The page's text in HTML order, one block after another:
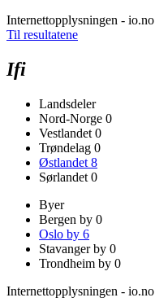
Internettopplysningen - io.no
Til resultatene
Ifi
Landsdeler
Nord-Norge 0
Vestlandet 0
Trøndelag 0
Østlandet 8
Sørlandet 0
Byer
Bergen by 0
Oslo by 6
Stavanger by 0
Trondheim by 0
Internettopplysningen - io.no